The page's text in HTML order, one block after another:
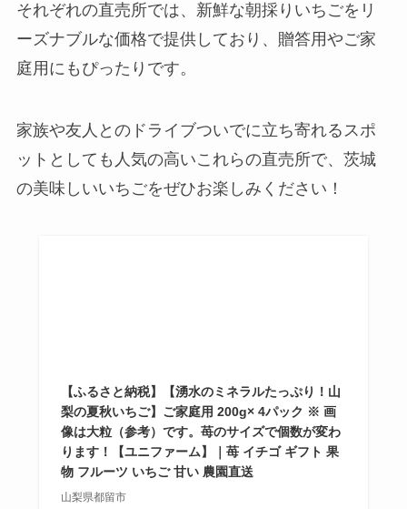
それぞれの直売所では、新鮮な朝採りいちごをリ
ーズナブルな価格で提供しており、贈答用やご家
庭用にもぴったりです。
家族や友人とのドライブついでに立ち寄れるスポ
ットとしても人気の高いこれらの直売所で、茨城
の美味しいいちごをぜひお楽しみください！
【ふるさと納税】【湧水のミネラルたっぷり！山
梨の夏秋いちご】ご家庭用 200g× 4パック ※ 画
像は大粒（参考）です。苺のサイズで個数が変わ
ります！【ユニファーム】｜苺 イチゴ ギフト 果
物 フルーツ いちご 甘い 農園直送
山梨県都留市